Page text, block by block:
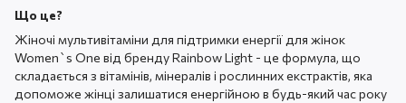
Що це?
Жіночі мультивітаміни для підтримки енергії для жінок
Women`s One від бренду Rainbow Light - це формула, що
складається з вітамінів, мінералів і рослинних екстрактів, яка
допоможе жінці залишатися енергійною в будь-який час року